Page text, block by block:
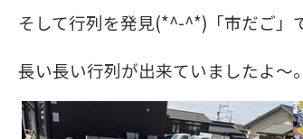
そして行列を発見(*^-^*)「市だご」
長い長い行列が出来ていましたよ～